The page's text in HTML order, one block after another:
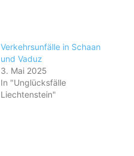
Verkehrsunfälle in Schaan
und Vaduz
3. Mai 2025
In "Unglücksfälle
Liechtenstein"